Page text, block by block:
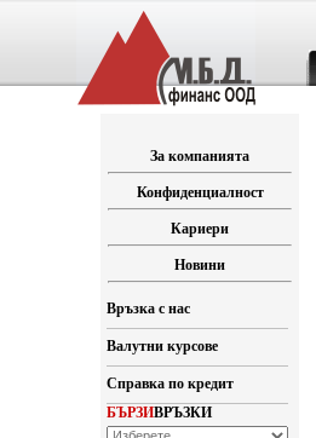
За компанията
Конфиденциалност
Кариери
Новини
Връзка с нас
Валутни курсове
Справка по кредит
БЪРЗИВРЪЗКИ